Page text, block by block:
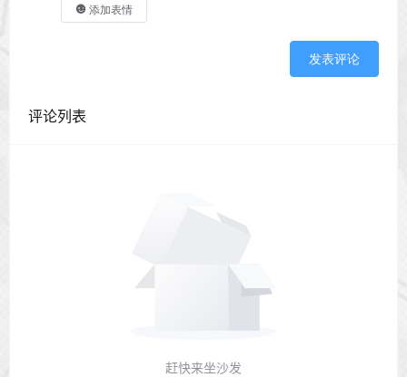
添加表情
发表评论
评论列表
赶快来坐沙发